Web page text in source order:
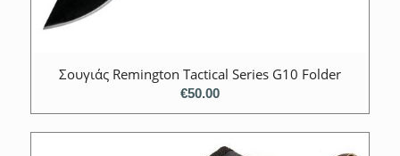
Σουγιάς Remington Tactical Series G10 Folder
€50.00